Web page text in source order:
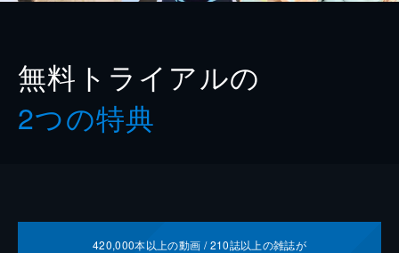
無料トライアルの
2つの特典
420,000本以上の動画 /210誌以上の雑誌が